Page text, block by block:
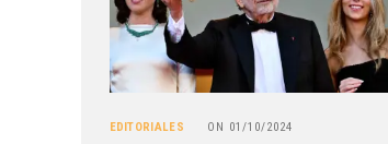
EDITORIALES ON 01/10/2024